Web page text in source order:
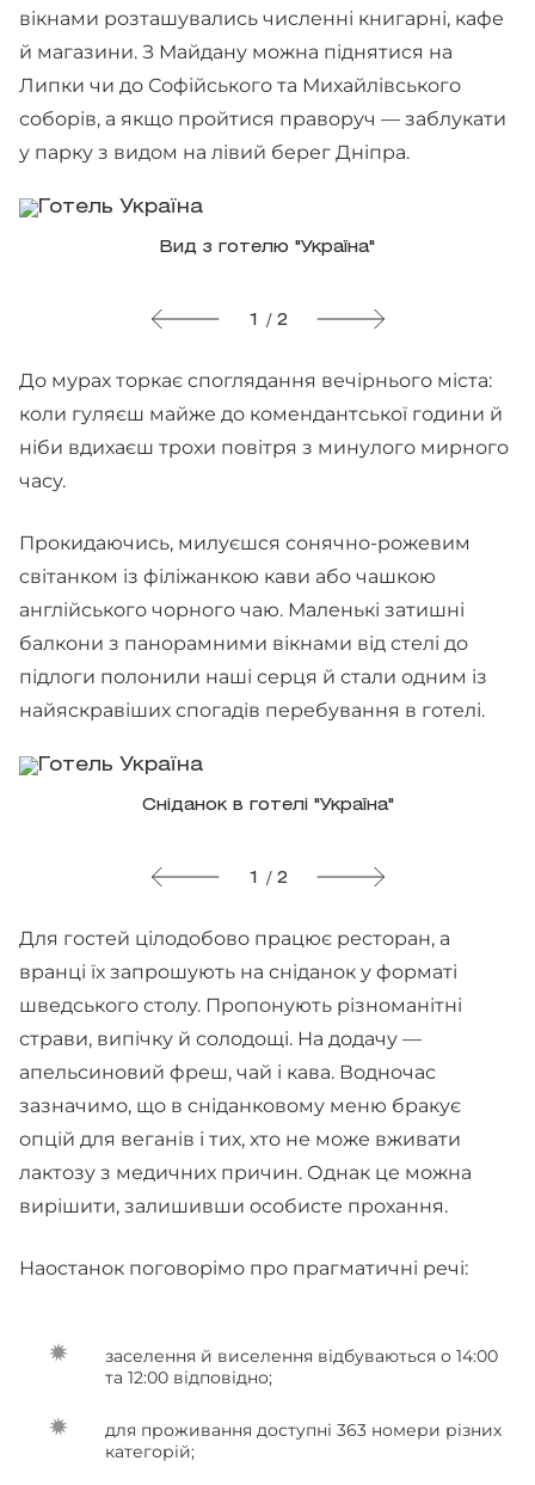
вікнами розташувались численні книгарні, кафе
й магазини. З Майдану можна піднятися на
Липки чи до Софійського та Михайлівського
соборів, а якщо пройтися праворуч — заблукати
у парку з видом на лівий берег Дніпра.
Вид з готелю "Україна"
1 / 2
До мурах торкає споглядання вечірнього міста:
коли гуляєш майже до комендантської години й
ніби вдихаєш трохи повітря з минулого мирного
часу.
Прокидаючись, милуєшся сонячно-рожевим
світанком із філіжанкою кави або чашкою
англійського чорного чаю. Маленькі затишні
балкони з панорамними вікнами від стелі до
підлоги полонили наші серця й стали одним із
найяскравіших спогадів перебування в готелі.
Сніданок в готелі "Україна"
1 / 2
Для гостей цілодобово працює ресторан, а
вранці їх запрошують на сніданок у форматі
шведського столу. Пропонують різноманітні
страви, випічку й солодощі. На додачу —
апельсиновий фреш, чай і кава. Водночас
зазначимо, що в сніданковому меню бракує
опцій для веганів і тих, хто не може вживати
лактозу з медичних причин. Однак це можна
вирішити, залишивши особисте прохання.
Наостанок поговорімо про прагматичні речі:
заселення й виселення відбуваються о 14:00
та 12:00 відповідно;
для проживання доступні 363 номери різних
категорій;